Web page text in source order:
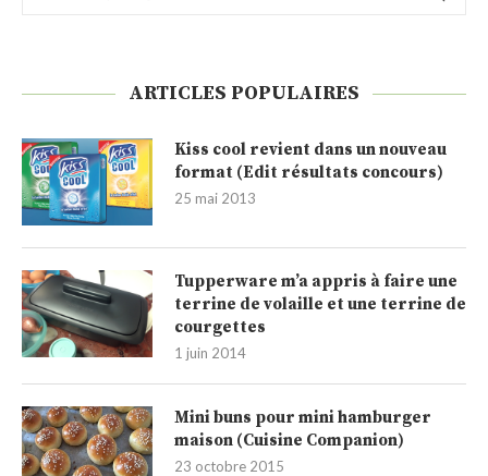
ARTICLES POPULAIRES
Kiss cool revient dans un nouveau
format (Edit résultats concours)
25 mai 2013
Tupperware m’a appris à faire une
terrine de volaille et une terrine de
courgettes
1 juin 2014
Mini buns pour mini hamburger
maison (Cuisine Companion)
23 octobre 2015